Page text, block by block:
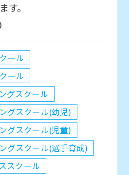
す。
ール
ール
グスクール
グスクール(幼児)
グスクール(児童)
グスクール(選手育成)
スクール